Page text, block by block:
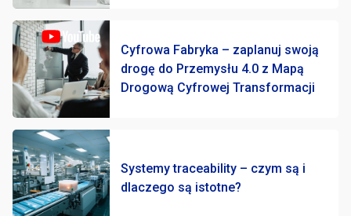
Cyfrowa Fabryka – zaplanuj swoją
drogę do Przemysłu 4.0 z Mapą
Drogową Cyfrowej Transformacji
Systemy traceability – czym są i
dlaczego są istotne?